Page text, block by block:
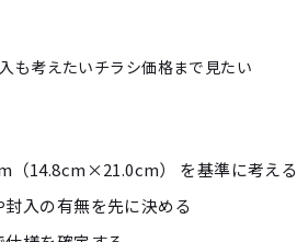
も考えたいチラシ価格まで見たい
14.8cm×21.0cm） を基準に考える
入の有無を先に決める